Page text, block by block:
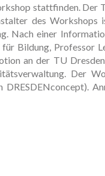
stattfinden. Der
des Workshops
Nach einer
Bildung, Professor
an der TU Dresden
Der